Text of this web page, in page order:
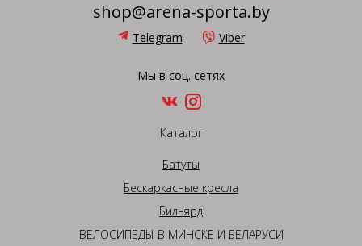
shop@arena-sporta.by
Telegram Viber
Мы в соц. сетях
Каталог
Батуты
Бескаркасные кресла
Бильярд
ВЕЛОСИПЕДЫ В МИНСКЕ И БЕЛАРУСИ